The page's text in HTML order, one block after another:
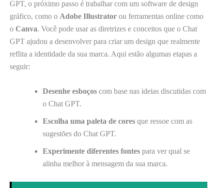
GPT, o próximo passo é trabalhar com um software de design
gráfico, como o Adobe Illustrator ou ferramentas online como
o Canva. Você pode usar as diretrizes e conceitos que o Chat
GPT ajudou a desenvolver para criar um design que realmente
reflita a identidade da sua marca. Aqui estão algumas etapas a
seguir:
Desenhe esboços com base nas ideias discutidas com
o Chat GPT.
Escolha uma paleta de cores que ressoe com as
sugestões do Chat GPT.
Experimente diferentes fontes para ver qual se
alinha melhor à mensagem da sua marca.